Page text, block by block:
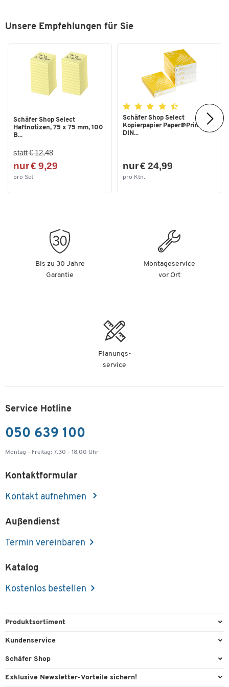
Unsere Empfehlungen für Sie
Schäfer Shop Select
Haftnotizen, 75 x 75 mm, 100
B...
statt € 12,48
nur € 9,29
pro Set
Schäfer Shop Select
Kopierpapier Paper@Print,
DIN...
nur € 24,99
pro Ktn.
Bis zu 30 Jahre
Garantie
Montageservice
vor Ort
Planungs-
service
Service Hotline
050 639 100
Montag - Freitag: 7.30 - 18.00 Uhr
Kontaktformular
Kontakt aufnehmen
Außendienst
Termin vereinbaren
Katalog
Kostenlos bestellen
Produktsortiment
Büroausstattung
Kundenservice
Direktbestellung
Schäfer Shop
Services & Leistungen
Exklusive Newsletter-Vorteile sichern!